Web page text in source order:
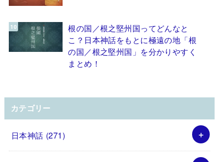
根の国／根之堅州国ってどんなと
こ？日本神話をもとに極遠の地「根
の国／根之堅州国」を分かりやすく
まとめ！
カテゴリー
日本神話 (271)